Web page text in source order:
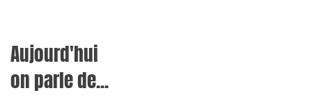
Aujourd'hui
on parle de...